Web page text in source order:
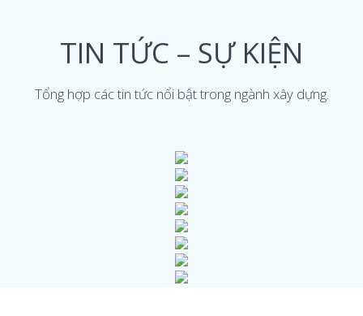
TIN TỨC – SỰ KIỆN
Tổng hợp các tin tức nổi bật trong ngành xây dựng.